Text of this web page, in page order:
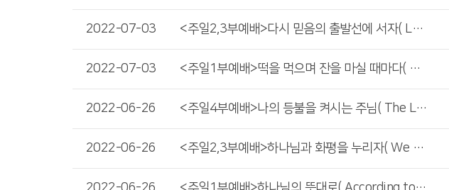
2022-07-03 <주일2,3부예배>다시 믿음의 출발선에 서자( Let’s Get Back to the Starting Line of Faith )
2022-07-03 <주일1부예배>떡을 먹으며 잔을 마실 때마다( Whenever You Eat This Bread and Drink This Cup )
2022-06-26 <주일4부예배>나의 등불을 켜시는 주님( The Lord Who Lights My Lamp )
2022-06-26 <주일2,3부예배>하나님과 화평을 누리자( We Have Peace With god )